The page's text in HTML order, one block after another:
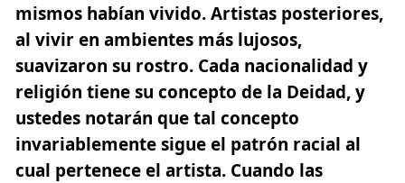
mismos habían vivido. Artistas posteriores,
al vivir en ambientes más lujosos,
suavizaron su rostro. Cada nacionalidad y
religión tiene su concepto de la Deidad, y
ustedes notarán que tal concepto
invariablemente sigue el patrón racial al
cual pertenece el artista. Cuando las